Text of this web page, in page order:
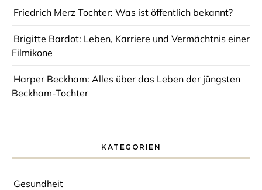
Friedrich Merz Tochter: Was ist öffentlich bekannt?
Brigitte Bardot: Leben, Karriere und Vermächtnis einer
Filmikone
Harper Beckham: Alles über das Leben der jüngsten
Beckham-Tochter
KATEGORIEN
Gesundheit